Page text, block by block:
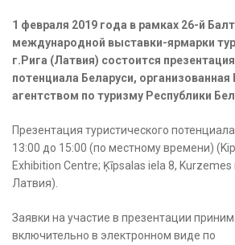
1 февраля 2019 года в рамках 26-й
международной выставки-ярмарки
г.Рига (Латвия) состоится
потенциала Беларуси,
агентством по туризму Республики
Презентация туристического
13:00 до 15:00 (по местному времени)
Exhibition Centre; Ķīpsalas iela 8, Kurzemes
Латвия).
Заявки на участие в презентации
включительно в электронном виде по